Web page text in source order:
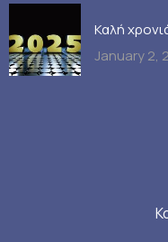
Καλή
January 2,